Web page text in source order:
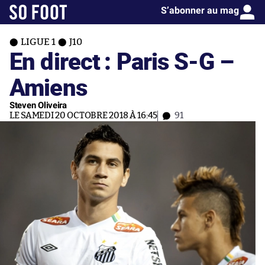
S’abonner au mag
LIGUE 1 J10
En direct : Paris S-G –
Amiens
Steven Oliveira
LE SAMEDI 20 OCTOBRE 2018 À 16:45 91